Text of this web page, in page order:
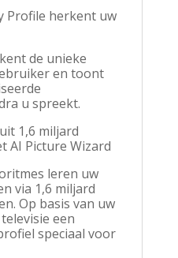
Profile herkent uw
de unieke
en toont
u spreekt.
1,6 miljard
AI Picture Wizard
leren uw
via 1,6 miljard
Op basis van uw
een
speciaal voor